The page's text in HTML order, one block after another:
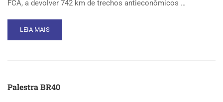
FCA, a devolver 742 km de trechos antieconômicos …
READ
MORE
DA
LEIA MAIS
Palestra BR40